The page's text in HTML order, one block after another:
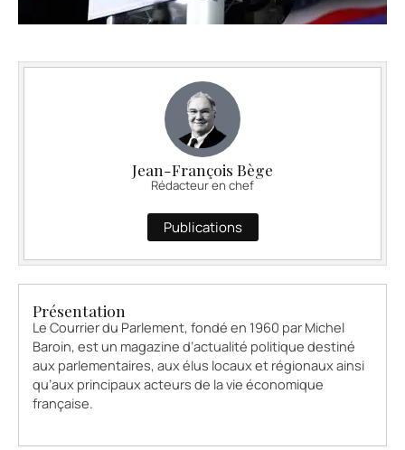
Jean-François Bège
Rédacteur en chef
Publications
Présentation
Le Courrier du Parlement, fondé en 1960 par Michel
Baroin, est un magazine d’actualité politique destiné
aux parlementaires, aux élus locaux et régionaux ainsi
qu’aux principaux acteurs de la vie économique
française.